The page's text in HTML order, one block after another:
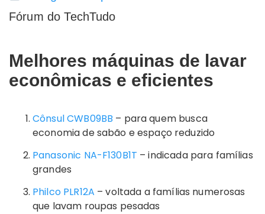
Fórum do TechTudo
Melhores máquinas de lavar
econômicas e eficientes
Cônsul CWB09BB – para quem busca
economia de sabão e espaço reduzido
Panasonic NA-F130B1T – indicada para famílias
grandes
Philco PLR12A – voltada a famílias numerosas
que lavam roupas pesadas